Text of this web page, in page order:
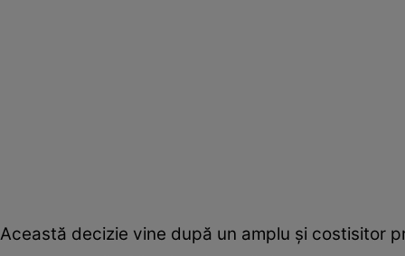
Această decizie vine după un amplu şi costisitor